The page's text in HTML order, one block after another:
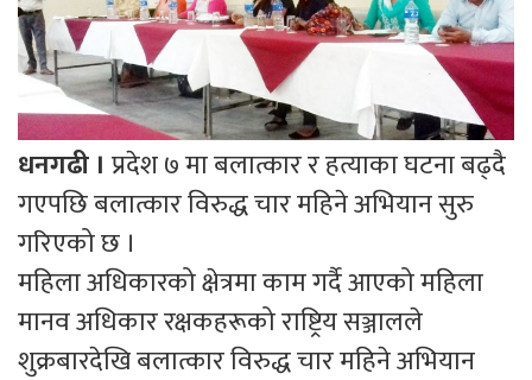
धनगढी । प्रदेश ७ मा बलात्कार र हत्याका घटना बढ्दै
गएपछि बलात्कार विरुद्ध चार महिने अभियान सुरु
गरिएको छ ।
महिला अधिकारको क्षेत्रमा काम गर्दै आएको महिला
मानव अधिकार रक्षकहरूको राष्ट्रिय सञ्जालले
शुक्रबारदेखि बलात्कार विरुद्ध चार महिने अभियान